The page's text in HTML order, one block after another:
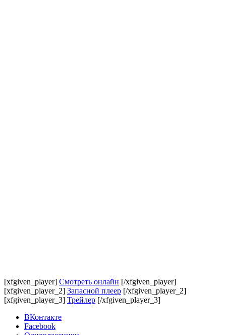
[xfgiven_player] Смотреть онлайн [/xfgiven_player]
[xfgiven_player_2] Запасной плеер [/xfgiven_player_2]
[xfgiven_player_3] Трейлер [/xfgiven_player_3]
ВКонтакте
Facebook